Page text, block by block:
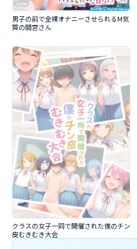
男子の前で全裸オナニーさせられるM気
質の間宮さん
クラスの女子一同で開催された僕のチン
皮むきむき大会